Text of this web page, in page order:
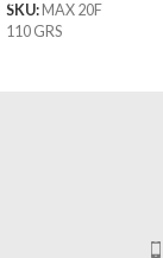
SKU: MAX 20F
110 GRS